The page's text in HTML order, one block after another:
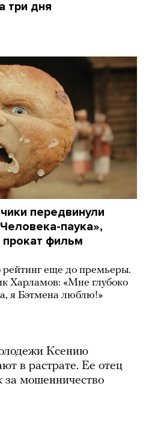
три дня
передвинули
паука»,
прокат фильм
еще до премьеры.
Харламов: «Мне глубоко
я Бэтмена люблю!»
Ксению
в растрате. Ее отец
за мошенничество